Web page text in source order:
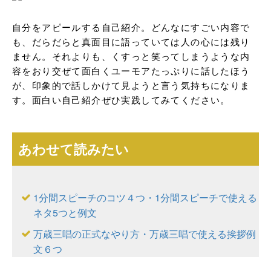
自分をアピールする自己紹介。どんなにすごい内容で
も、だらだらと真面目に語っていては人の心には残り
ません。それよりも、くすっと笑ってしまうような内
容をおり交ぜて面白くユーモアたっぷりに話したほう
が、印象的で話しかけて見ようと言う気持ちになりま
す。面白い自己紹介ぜひ実践してみてください。
あわせて読みたい
1分間スピーチのコツ４つ・1分間スピーチで使える
ネタ5つと例文
万歳三唱の正式なやり方・万歳三唱で使える挨拶例
文６つ